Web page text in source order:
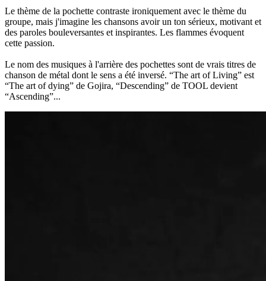
Le thème de la pochette contraste ironiquement avec le thème du
groupe, mais j'imagine les chansons avoir un ton sérieux, motivant et
des paroles bouleversantes et inspirantes. Les flammes évoquent
cette passion.
Le nom des musiques à l'arrière des pochettes sont de vrais titres de
chanson de métal dont le sens a été inversé. “The art of Living” est
“The art of dying” de Gojira, “Descending” de TOOL devient
“Ascending”...